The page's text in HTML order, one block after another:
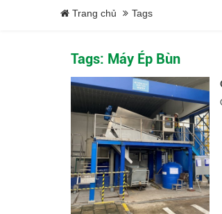
Trang chủ Tags
Tags: Máy Ép Bùn